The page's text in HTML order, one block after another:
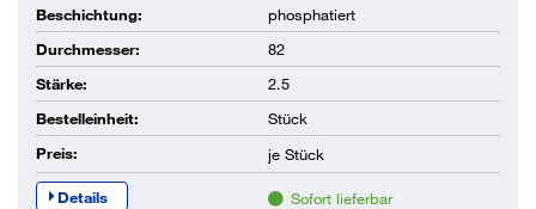
Beschichtung:
phosphatiert
Durchmesser:
82
Stärke:
2.5
Bestelleinheit:
Stück
Preis:
je Stück
Details Sofort lieferbar